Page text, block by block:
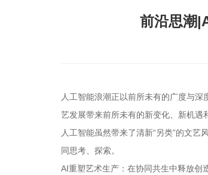
前沿思潮
人工智能浪潮正以前所未有的广度与
艺发展带来前所未有的新变化、新机遇
人工智能虽然带来了清新“另类”的文
同思考、探索。
AI重塑艺术生产：在协同共生中释放创